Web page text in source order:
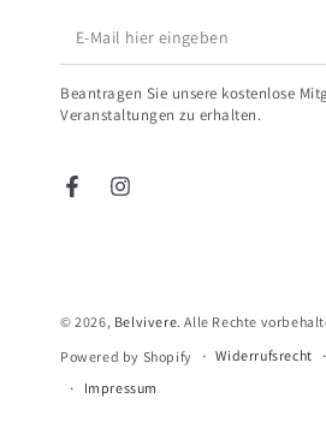
E-
Mail
hier
Beantragen Sie unsere kostenlose
Veranstaltungen zu erhalten.
FacebookInstagram
© 2026, Belvivere. Alle Rechte
Powered by Shopify
Widerrufsrecht
Impressum